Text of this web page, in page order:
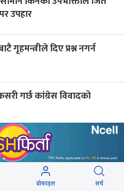
उपहार
गृहमन्त्रीले दिए प्रश्न नगर्न
गर्छ कांग्रेस विवादको
गुरुङको अन्त्येष्टि
प्रोफाइल सर्च